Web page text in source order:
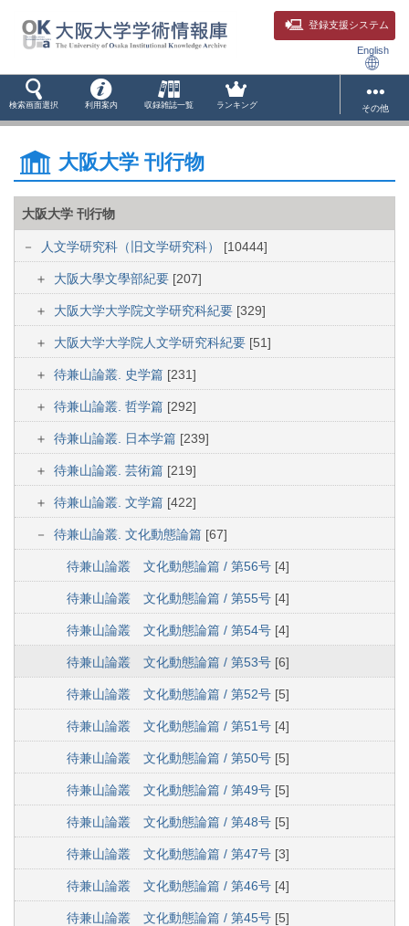
登録支援システム
English
検索画面選択 利用案内 収録雑誌一覧 ランキング その他
大阪大学 刊行物
大阪大学 刊行物
人文学研究科（旧文学研究科） [10444]
大阪大學文學部紀要 [207]
大阪大学大学院文学研究科紀要 [329]
大阪大学大学院人文学研究科紀要 [51]
待兼山論叢. 史学篇 [231]
待兼山論叢. 哲学篇 [292]
待兼山論叢. 日本学篇 [239]
待兼山論叢. 芸術篇 [219]
待兼山論叢. 文学篇 [422]
待兼山論叢. 文化動態論篇 [67]
待兼山論叢 文化動態論篇 / 第56号 [4]
待兼山論叢 文化動態論篇 / 第55号 [4]
待兼山論叢 文化動態論篇 / 第54号 [4]
待兼山論叢 文化動態論篇 / 第53号 [6]
待兼山論叢 文化動態論篇 / 第52号 [5]
待兼山論叢 文化動態論篇 / 第51号 [4]
待兼山論叢 文化動態論篇 / 第50号 [5]
待兼山論叢 文化動態論篇 / 第49号 [5]
待兼山論叢 文化動態論篇 / 第48号 [5]
待兼山論叢 文化動態論篇 / 第47号 [3]
待兼山論叢 文化動態論篇 / 第46号 [4]
待兼山論叢 文化動態論篇 / 第45号 [5]